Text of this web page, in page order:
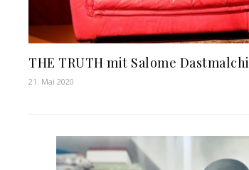
THE TRUTH mit Salome Dastmalchi
21. Mai 2020